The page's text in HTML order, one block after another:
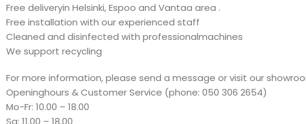
Free deliveryin Helsinki, Espoo and Vantaa area .
Free installation with our experienced staff
Cleaned and disinfected with professionalmachines
We support recycling
For more information, please send a message or visit our
Openinghours & Customer Service (phone: 050 306 2654)
Mo-Fr: 10.00 – 18.00
Sa: 11.00 – 18.00